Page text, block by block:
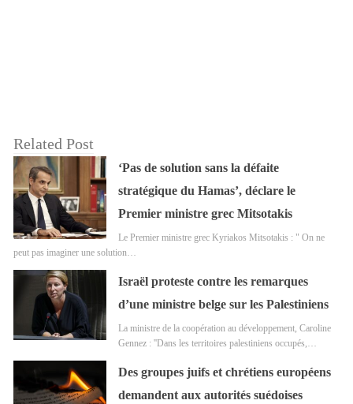
Related Post
‘Pas de solution sans la défaite
stratégique du Hamas’, déclare le
Premier ministre grec Mitsotakis
Le Premier ministre grec Kyriakos Mitsotakis : " On ne
peut pas imaginer une solution…
Israël proteste contre les remarques
d’une ministre belge sur les Palestiniens
La ministre de la coopération au développement, Caroline
Gennez : ''Dans les territoires palestiniens occupés,…
Des groupes juifs et chrétiens européens
demandent aux autorités suédoises